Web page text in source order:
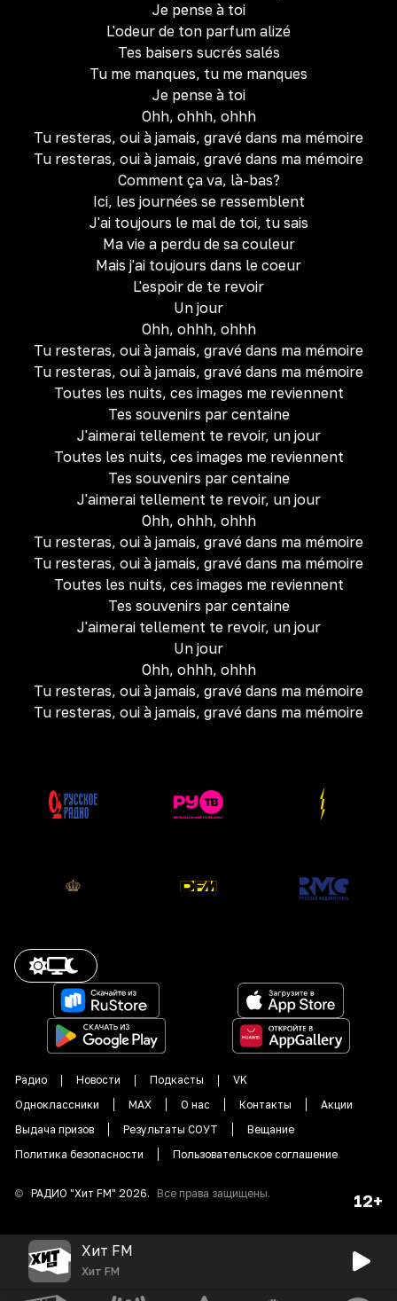
Je pense à toi
L'odeur de ton parfum alizé
Tes baisers sucrés salés
Tu me manques, tu me manques
Je pense à toi
Ohh, ohhh, ohhh
Tu resteras, oui à jamais, gravé dans ma mémoire
Tu resteras, oui à jamais, gravé dans ma mémoire
Comment ça va, là-bas?
Ici, les journées se ressemblent
J'ai toujours le mal de toi, tu sais
Ma vie a perdu de sa couleur
Mais j'ai toujours dans le coeur
L'espoir de te revoir
Un jour
Ohh, ohhh, ohhh
Tu resteras, oui à jamais, gravé dans ma mémoire
Tu resteras, oui à jamais, gravé dans ma mémoire
Toutes les nuits, ces images me reviennent
Tes souvenirs par centaine
J'aimerai tellement te revoir, un jour
Toutes les nuits, ces images me reviennent
Tes souvenirs par centaine
J'aimerai tellement te revoir, un jour
Ohh, ohhh, ohhh
Tu resteras, oui à jamais, gravé dans ma mémoire
Tu resteras, oui à jamais, gravé dans ma mémoire
Toutes les nuits, ces images me reviennent
Tes souvenirs par centaine
J'aimerai tellement te revoir, un jour
Un jour
Ohh, ohhh, ohhh
Tu resteras, oui à jamais, gravé dans ma mémoire
Tu resteras, oui à jamais, gravé dans ma mémoire
Радио Новости Подкасты
VK
Одноклассники
MAX О нас Контакты
Акции
Выдача призов
Результаты СОУТ
Вещание
Политика безопасности
Пользовательское соглашение
© РАДИО "Хит FM" 2026. Все права защищены. 12+
Хит FM
Хит FM